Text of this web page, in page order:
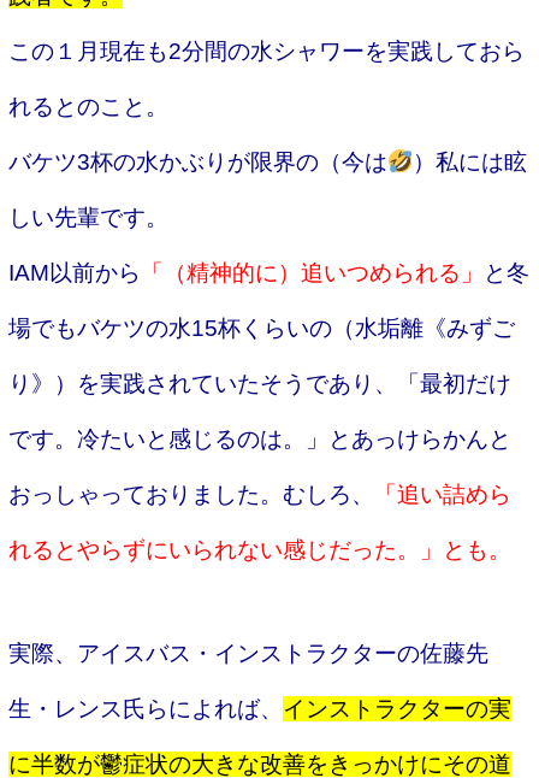
この１月現在も2分間の水シャワーを実践しておら
れるとのこと。
バケツ3杯の水かぶりが限界の（今は ）私には眩
しい先輩です。
IAM以前から 「（精神的に）追いつめられる」 と冬
場でもバケツの水15杯くらいの（水垢離《みずご
り》）を実践されていたそうであり、「最初だけ
です。冷たいと感じるのは。」とあっけらかんと
おっしゃっておりました。むしろ、 「追い詰めら
れるとやらずにいられない感じだった。」とも。
実際、アイスバス・インストラクターの佐藤先
生・レンス氏らによれば、 インストラクターの実
に半数が鬱症状の大きな改善をきっかけにその道